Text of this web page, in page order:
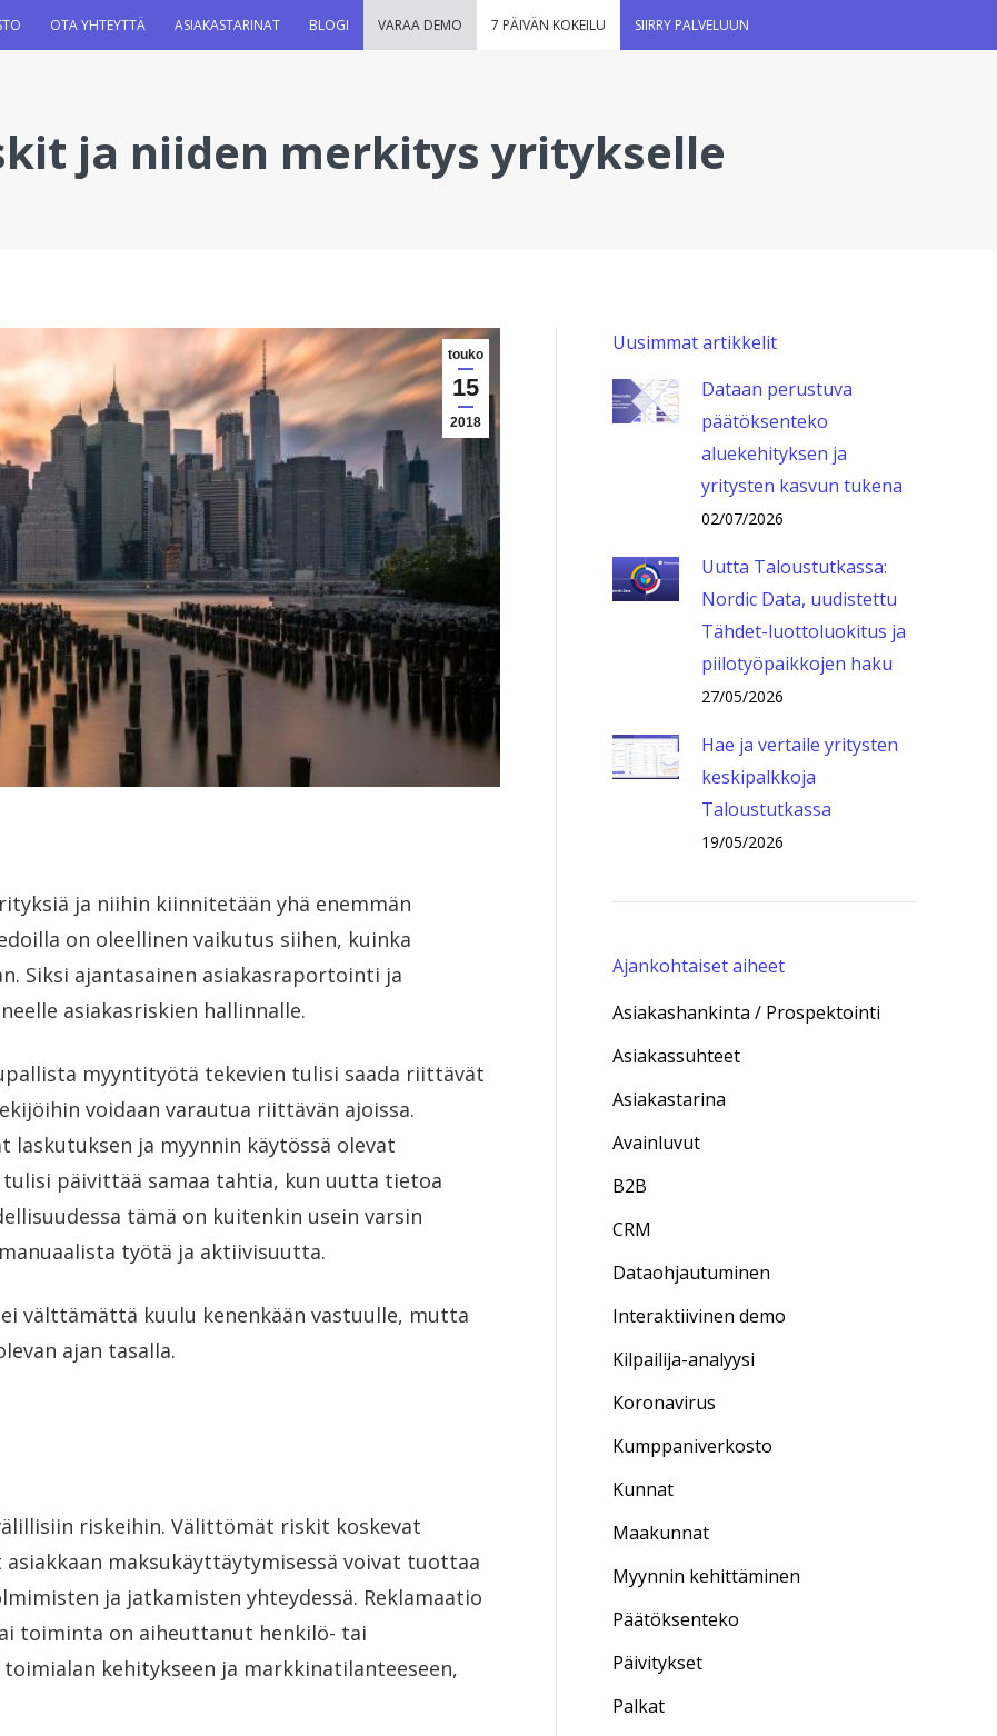
OTA YHTEYTTÄ ASIAKASTARINAT BLOGI VARAA DEMO 7 PÄIVÄN KOKEILU SIIRRY PALVELUUN
ja niiden merkitys yritykselle
touko
15
2018
ja niihin kiinnitetään yhä enemmän
on oleellinen vaikutus siihen, kuinka
Siksi ajantasainen asiakasraportointi ja
asiakasriskien hallinnalle.
myyntityötä tekevien tulisi saada riittävät
voidaan varautua riittävän ajoissa.
laskutuksen ja myynnin käytössä olevat
päivittää samaa tahtia, kun uutta tietoa
tämä on kuitenkin usein varsin
työtä ja aktiivisuutta.
välttämättä kuulu kenenkään vastuulle, mutta
ajan tasalla.
riskeihin. Välittömät riskit koskevat
maksukäyttäytymisessä voivat tuottaa
ja jatkamisten yhteydessä. Reklamaatio
toiminta on aiheuttanut henkilö- tai
kehitykseen ja markkinatilanteeseen,
Uusimmat artikkelit
Dataan perustuva
päätöksenteko
aluekehityksen ja
yritysten kasvun tukena
02/07/2026
Uutta Taloustutkassa:
Nordic Data, uudistettu
Tähdet-luottoluokitus ja
piilotyöpaikkojen haku
27/05/2026
Hae ja vertaile yritysten
keskipalkkoja
Taloustutkassa
19/05/2026
Ajankohtaiset aiheet
Asiakashankinta / Prospektointi
Asiakassuhteet
Asiakastarina
Avainluvut
B2B
CRM
Dataohjautuminen
Interaktiivinen demo
Kilpailija-analyysi
Koronavirus
Kumppaniverkosto
Kunnat
Maakunnat
Myynnin kehittäminen
Päätöksenteko
Päivitykset
Palkat